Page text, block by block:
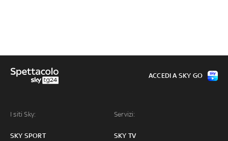
I siti Sky:
SKY SPORT
Servizi:
SKY TV
ACCEDI A SKY GO